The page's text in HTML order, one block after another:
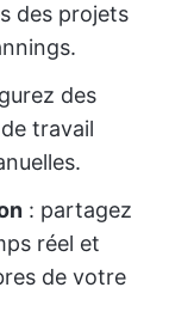
des projets
des
travail
: partagez
réel et
de votre